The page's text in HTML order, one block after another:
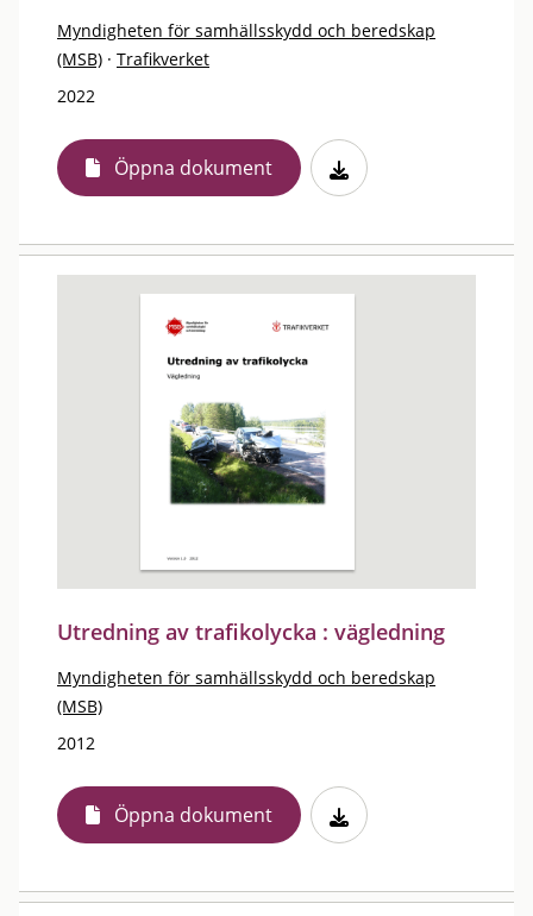
Myndigheten för samhällsskydd och beredskap
(MSB) · Trafikverket
2022
Öppna dokument
Utredning av trafikolycka : vägledning
Myndigheten för samhällsskydd och beredskap
(MSB)
2012
Öppna dokument